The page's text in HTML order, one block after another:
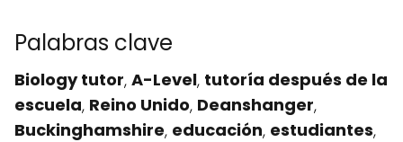
Palabras clave
Biology tutor, A-Level, tutoría después de la
escuela, Reino Unido, Deanshanger,
Buckinghamshire, educación, estudiantes,